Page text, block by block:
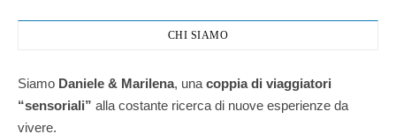
CHI SIAMO
Siamo Daniele & Marilena, una coppia di viaggiatori
“sensoriali” alla costante ricerca di nuove esperienze da
vivere.